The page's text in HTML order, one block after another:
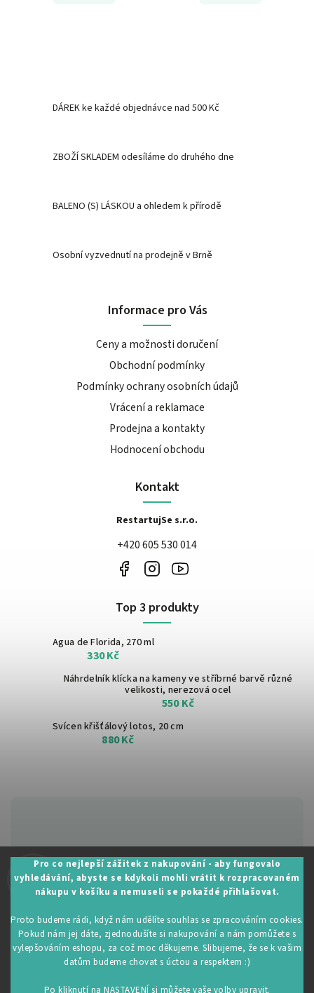
Pro co nejlepší zážitek z nakupování - aby fungovalo
vyhledávání, abyste se kdykoli mohli vrátit k rozpracovaném
nákupu v košíku a nemuseli se pokaždé přihlašovat.
Proto budeme rádi, když nám udělíte souhlas se zpracováním cookies.
Pokud nám jej dáte, zjednodušíte si nakupování a nám pomůžete s
vylepšováním eshopu, za což moc děkujeme. Slibujeme, že se k vašim
datům budeme chovat s úctou a respektem :)
Po kliknutí na NASTAVENÍ si můžete vaše volby upravit.
DÁREK ke každé objednávce nad 500 Kč
ZBOŽÍ SKLADEM odesíláme do druhého dne
BALENO (S) LÁSKOU a ohledem k přírodě
Osobní vyzvednutí na prodejně v Brně
Zákaznická podpora:
+420 605 530 014
Informace pro Vás
Ceny a možnosti doručení
Obchodní podmínky
Podmínky ochrany osobních údajů
Vrácení a reklamace
Prodejna a kontakty
Hodnocení obchodu
Kontakt
RestartujSe s.r.o.
+420 605 530 014
Top 3 produkty
Agua de Florida, 270 ml
330 Kč
Náhrdelník klícka na kameny ve stříbrné barvě různé
velikosti, nerezová ocel
550 Kč
Svícen křišťálový lotos, 20 cm
880 Kč
Upravit nastavení cookies